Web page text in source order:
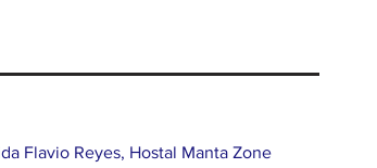
Flavio Reyes, Hostal Manta Zone